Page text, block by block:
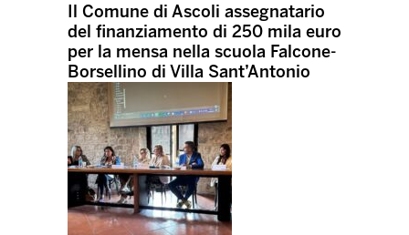
Il Comune di Ascoli assegnatario
del finanziamento di 250 mila euro
per la mensa nella scuola Falcone-
Borsellino di Villa Sant’Antonio